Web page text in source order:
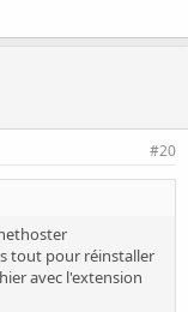
#20
tout pour réinstaller
avec l'extension